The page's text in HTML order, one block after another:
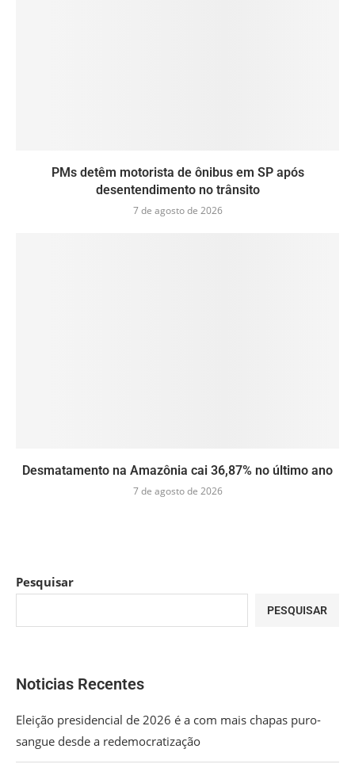
PMs detêm motorista de ônibus em SP após
desentendimento no trânsito
7 de agosto de 2026
Desmatamento na Amazônia cai 36,87% no último ano
7 de agosto de 2026
Pesquisar
PESQUISAR
Noticias Recentes
Eleição presidencial de 2026 é a com mais chapas puro-
sangue desde a redemocratização